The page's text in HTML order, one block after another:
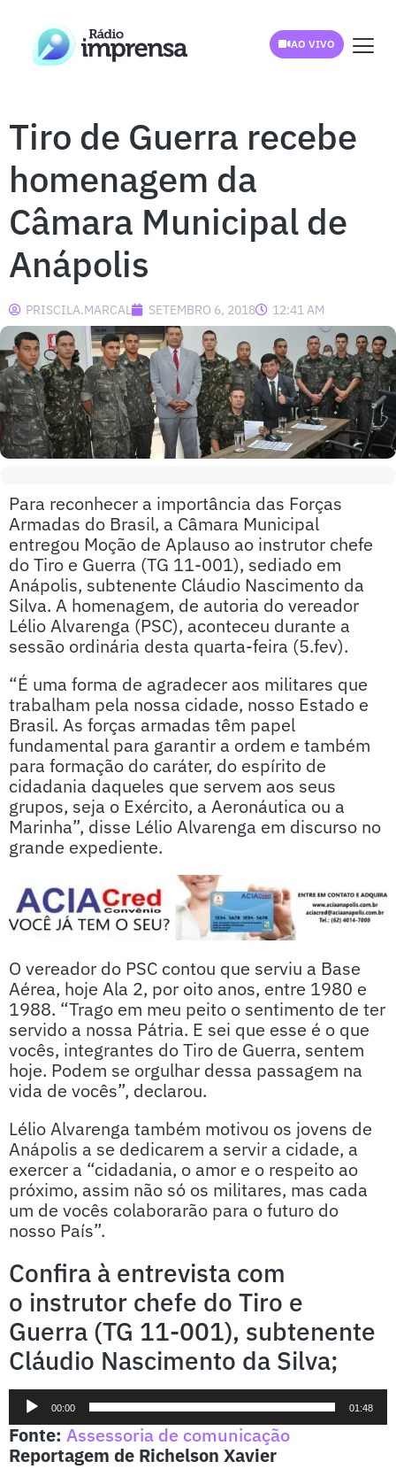
AO VIVO
Tiro de Guerra recebe
homenagem da
Câmara Municipal de
Anápolis
PRISCILA.MARCAL SETEMBRO 6, 2018 12:41 AM
Para reconhecer a importância das Forças
Armadas do Brasil, a Câmara Municipal
entregou Moção de Aplauso ao instrutor chefe
do Tiro e Guerra (TG 11-001), sediado em
Anápolis, subtenente Cláudio Nascimento da
Silva. A homenagem, de autoria do vereador
Lélio Alvarenga (PSC), aconteceu durante a
sessão ordinária desta quarta-feira (5.fev).
“É uma forma de agradecer aos militares que
trabalham pela nossa cidade, nosso Estado e
Brasil. As forças armadas têm papel
fundamental para garantir a ordem e também
para formação do caráter, do espírito de
cidadania daqueles que servem aos seus
grupos, seja o Exército, a Aeronáutica ou a
Marinha”, disse Lélio Alvarenga em discurso no
grande expediente.
O vereador do PSC contou que serviu a Base
Aérea, hoje Ala 2, por oito anos, entre 1980 e
1988. “Trago em meu peito o sentimento de ter
servido a nossa Pátria. E sei que esse é o que
vocês, integrantes do Tiro de Guerra, sentem
hoje. Podem se orgulhar dessa passagem na
vida de vocês”, declarou.
Lélio Alvarenga também motivou os jovens de
Anápolis a se dedicarem a servir a cidade, a
exercer a “cidadania, o amor e o respeito ao
próximo, assim não só os militares, mas cada
um de vocês colaborarão para o futuro do
nosso País”.
Confira à entrevista com
o instrutor chefe do Tiro e
Guerra (TG 11-001), subtenente
Cláudio Nascimento da Silva;
Tocador
de
áudio
00:00 01:48
Fonte: Assessoria de comunicação
Reportagem de Richelson Xavier